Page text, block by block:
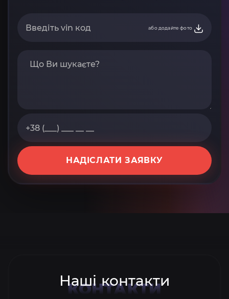
або додайте фото
НАДІСЛАТИ ЗАЯВКУ
Наші контакти
КОНТАКТИ